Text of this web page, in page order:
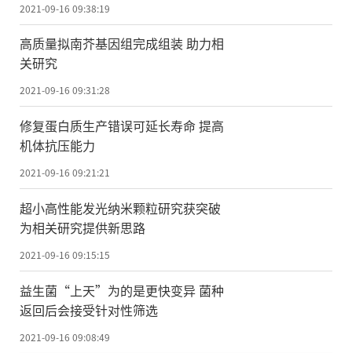
2021-09-16 09:38:19
高质量拟南芥基因组完成组装 助力相
关研究
2021-09-16 09:31:28
修复蛋白质生产错误可延长寿命 提高
机体抗压能力
2021-09-16 09:21:21
超小高性能发光纳米颗粒研究获突破
为相关研究提供新思路
2021-09-16 09:15:15
益生菌“上天”为的是更快变异 菌种
返回后会接受针对性筛选
2021-09-16 09:08:49